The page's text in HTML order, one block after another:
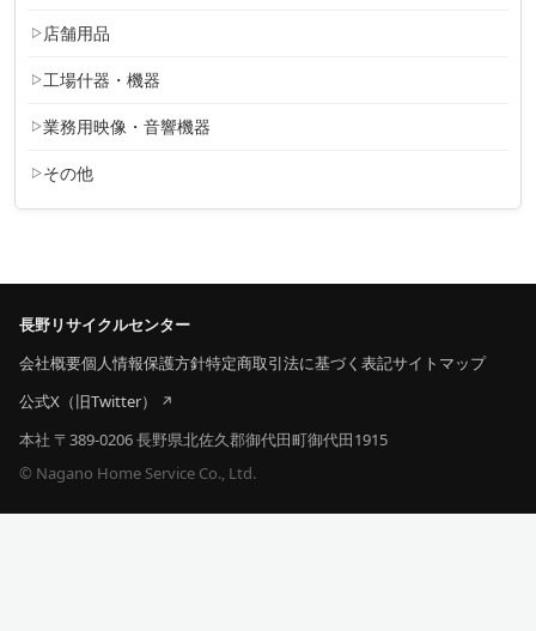
店舗用品
工場什器・機器
業務用映像・音響機器
その他
長野リサイクルセンター
会社概要個人情報保護方針特定商取引法に基づく表記サイトマップ
公式X（旧Twitter）
本社 〒389-0206 長野県北佐久郡御代田町御代田1915
© Nagano Home Service Co., Ltd.